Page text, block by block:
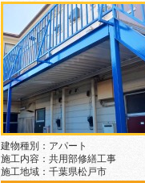
建物種別：アパート
施工内容：共用部修繕工事
施工地域：千葉県松戸市